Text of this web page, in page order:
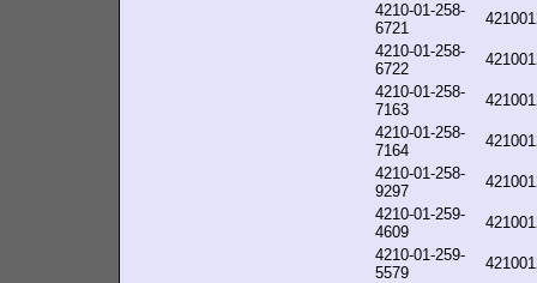
4210-01-258-
6721
4210-01-258-
6722
4210-01-258-
7163
4210-01-258-
7164
4210-01-258-
9297
4210-01-259-
4609
4210-01-259-
5579